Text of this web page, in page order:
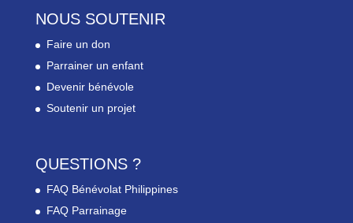
NOUS SOUTENIR
Faire un don
Parrainer un enfant
Devenir bénévole
Soutenir un projet
QUESTIONS ?
FAQ Bénévolat Philippines
FAQ Parrainage